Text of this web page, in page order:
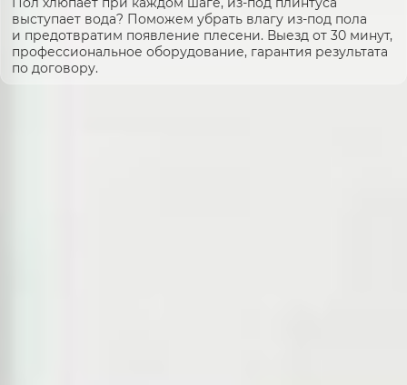
выступает вода? Поможем убрать влагу из-под пола
и предотвратим появление плесени. Выезд от 30 минут,
профессиональное оборудование, гарантия результата
по договору.